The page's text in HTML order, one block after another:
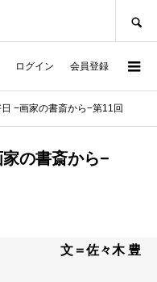
ログイン 会員登録
日 −画家の書斎から−第11回
の書斎から−
文＝佐々木 豊